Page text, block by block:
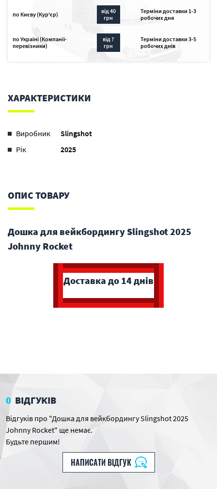
по Києву (Кур'єр)
від 40
грн
Терміни доставки 1-3
робочих дня
по Україні (Компанії-
перевізники)
від ?
грн
Терміни доставки 3-5
робочих днів
ХАРАКТЕРИСТИКИ
Виробник
Slingshot
Рік
2025
ОПИС ТОВАРУ
Дошка для вейкбордингу Slingshot 2025
Johnny Rocket
Доставка до 14 днів
0 ВІДГУКІВ
Відгуків про "Дошка для вейкбордингу Slingshot 2025
Johnny Rocket" ще немає.
Будьте першим!
НАПИСАТИ ВІДГУК